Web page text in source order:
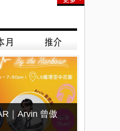
Winka @ COLLAR｜Arvin 曾傲棐｜Dark 黃明德｜表妹 Ｍona 8月29日起登陸L5維港空中花園 | wwwtc mall 首度呈獻「Music Wave By The Harbo